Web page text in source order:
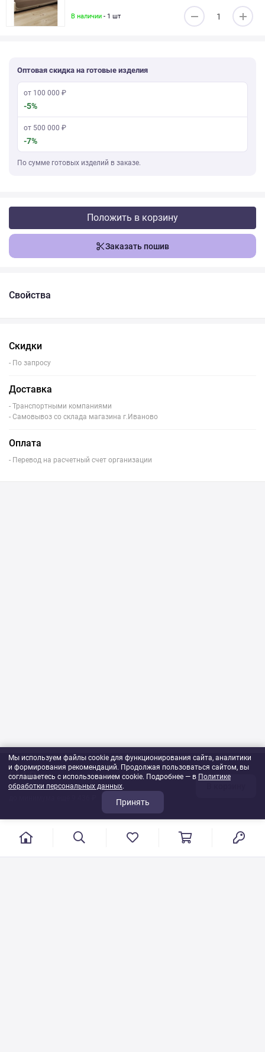
В наличии - 1 шт
Оптовая скидка на готовые изделия
от 100 000 ₽
-5%
от 500 000 ₽
-7%
По сумме готовых изделий в заказе.
Положить в корзину
Заказать пошив
Свойства
Скидки
- По запросу
Доставка
- Транспортными компаниями
- Самовывоз со склада магазина г.Иваново
Оплата
- Перевод на расчетный счет организации
564 ₽
1шт
Мы используем файлы cookie для функционирования сайта, аналитики
и формирования рекомендаций. Продолжая пользоваться сайтом, вы
соглашаетесь с использованием cookie. Подробнее — в Политике
обработки персональных данных.
Принять